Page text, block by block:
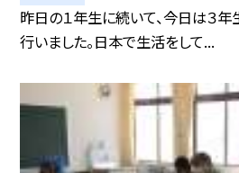
昨日の１年生に続いて、今日は３
行いました。日本で生活をして...